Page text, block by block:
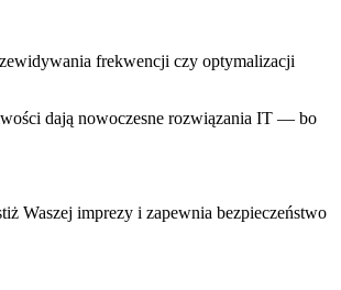
frekwencji czy optymalizacji
dają nowoczesne rozwiązania IT — bo
Waszej imprezy i zapewnia bezpieczeństwo